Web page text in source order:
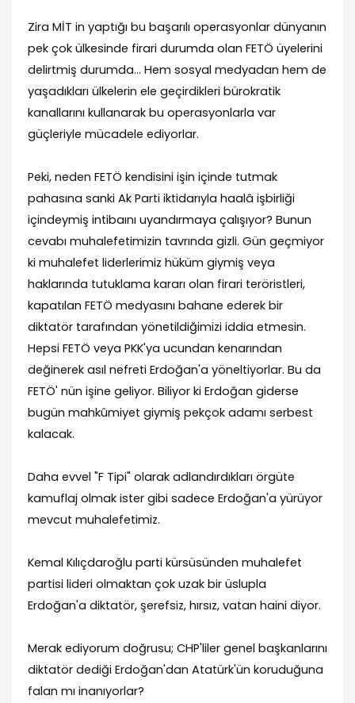
Zira MİT in yaptığı bu başarılı operasyonlar dünyanın
pek çok ülkesinde firari durumda olan FETÖ üyelerini
delirtmiş durumda… Hem sosyal medyadan hem de
yaşadıkları ülkelerin ele geçirdikleri bürokratik
kanallarını kullanarak bu operasyonlarla var
güçleriyle mücadele ediyorlar.
Peki, neden FETÖ kendisini işin içinde tutmak
pahasına sanki Ak Parti iktidarıyla haalâ işbirliği
içindeymiş intibaını uyandırmaya çalışıyor? Bunun
cevabı muhalefetimizin tavrında gizli. Gün geçmiyor
ki muhalefet liderlerimiz hüküm giymiş veya
haklarında tutuklama kararı olan firari teröristleri,
kapatılan FETÖ medyasını bahane ederek bir
diktatör tarafından yönetildiğimizi iddia etmesin.
Hepsi FETÖ veya PKK'ya ucundan kenarından
değinerek asıl nefreti Erdoğan'a yöneltiyorlar. Bu da
FETÖ' nün işine geliyor. Biliyor ki Erdoğan giderse
bugün mahkûmiyet giymiş pekçok adamı serbest
kalacak.
Daha evvel "F Tipi" olarak adlandırdıkları örgüte
kamuflaj olmak ister gibi sadece Erdoğan'a yürüyor
mevcut muhalefetimiz.
Kemal Kılıçdaroğlu parti kürsüsünden muhalefet
partisi lideri olmaktan çok uzak bir üslupla
Erdoğan'a diktatör, şerefsiz, hırsız, vatan haini diyor.
Merak ediyorum doğrusu; CHP'liler genel başkanlarını
diktatör dediği Erdoğan'dan Atatürk'ün koruduğuna
falan mı inanıyorlar?